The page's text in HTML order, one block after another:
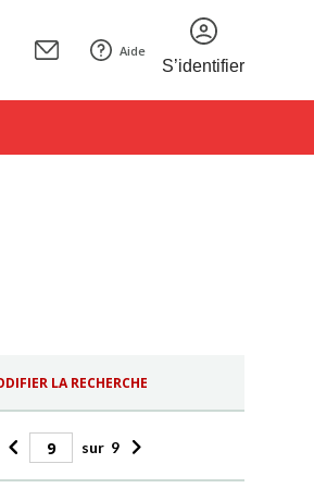
Aide
S’identifier
LA RECHERCHE
sur 9